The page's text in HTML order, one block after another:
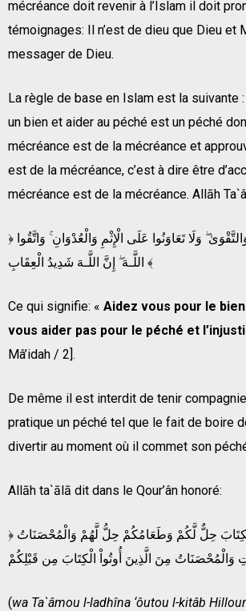
mécréance doit revenir à l’Islam il doit
témoignages: Il n’est de dieu que Dieu et
messager de Dieu.
La règle de base en Islam est la suivante
un bien et aider au péché est un péché
mécréance est de la mécréance et
est de la mécréance, c’est à dire être
mécréance est de la mécréance. Allāh
﴿ وَتَعَاوَنُوا عَلَى الْبِرِّ‌ وَالتَّقْوَىٰ ۖ وَلَا تَعَاوَنُوا عَلَى الْإِثْمِ وَالْعُدْوَانِ ۚ وَاتَّقُوا
اللَّـهَ ۖ إِنَّ اللَّـهَ شَدِيدُ الْعِقَابِ ﴾
Ce qui signifie: « Aidez vous pour le
vous aider pas pour le péché et
Mâ’idah / 2].
De même il est interdit de tenir compagnie
pratique un péché tel que le fait de boire
divertir au moment où il commet son
Allāh ta`ālā dit dans le Qour’ân honoré:
﴿ وَطَعَامُ الَّذِينَ أُوتُواْ الْكِتَابَ حِلٌّ لَّكُمْ وَطَعَامُكُمْ حِلُّ لَّهُمْ وَالْمُحْصَنَاتُ
(wa Ta`âmou l-ladhîna ‘ôutou l-kitâb